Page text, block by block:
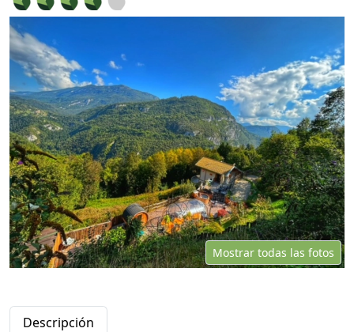
Mostrar todas las fotos
Descripción